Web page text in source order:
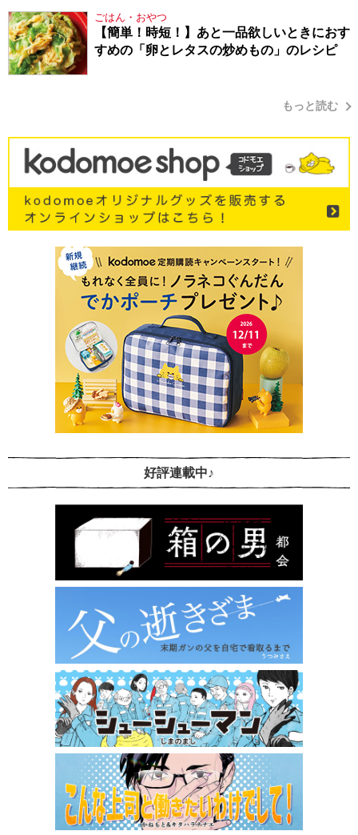
ごはん・おやつ
【簡単！時短！】あと一品欲しいときにおす
すめの「卵とレタスの炒めもの」のレシピ
もっと読む
好評連載中♪